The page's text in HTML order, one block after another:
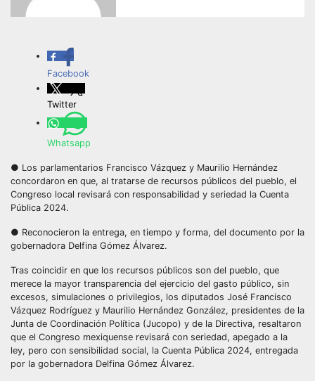
Facebook
Twitter
Whatsapp
● Los parlamentarios Francisco Vázquez y Maurilio Hernández
concordaron en que, al tratarse de recursos públicos del pueblo, el
Congreso local revisará con responsabilidad y seriedad la Cuenta
Pública 2024.
● Reconocieron la entrega, en tiempo y forma, del documento por la
gobernadora Delfina Gómez Álvarez.
Tras coincidir en que los recursos públicos son del pueblo, que
merece la mayor transparencia del ejercicio del gasto público, sin
excesos, simulaciones o privilegios, los diputados José Francisco
Vázquez Rodríguez y Maurilio Hernández González, presidentes de la
Junta de Coordinación Política (Jucopo) y de la Directiva, resaltaron
que el Congreso mexiquense revisará con seriedad, apegado a la
ley, pero con sensibilidad social, la Cuenta Pública 2024, entregada
por la gobernadora Delfina Gómez Álvarez.